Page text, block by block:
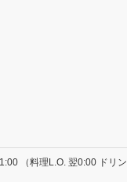
（料理L.O. 翌0:00 ドリン